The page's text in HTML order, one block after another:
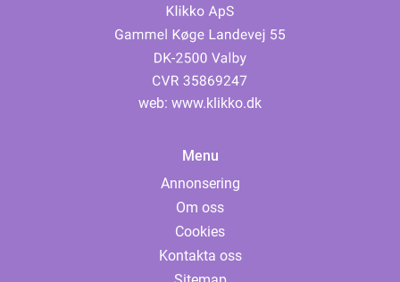
web: www.klikko.dk
Menu
Annonsering
Om oss
Cookies
Kontakta oss